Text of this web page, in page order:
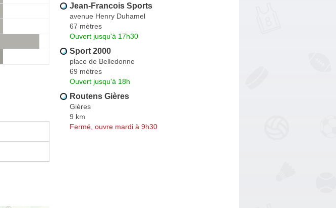
Jean-Francois Sports
avenue Henry Duhamel
67 mètres
Ouvert jusqu'à 17h30
Sport 2000
place de Belledonne
69 mètres
Ouvert jusqu'à 18h
Routens Gières
Gières
9 km
Fermé, ouvre mardi à 9h30